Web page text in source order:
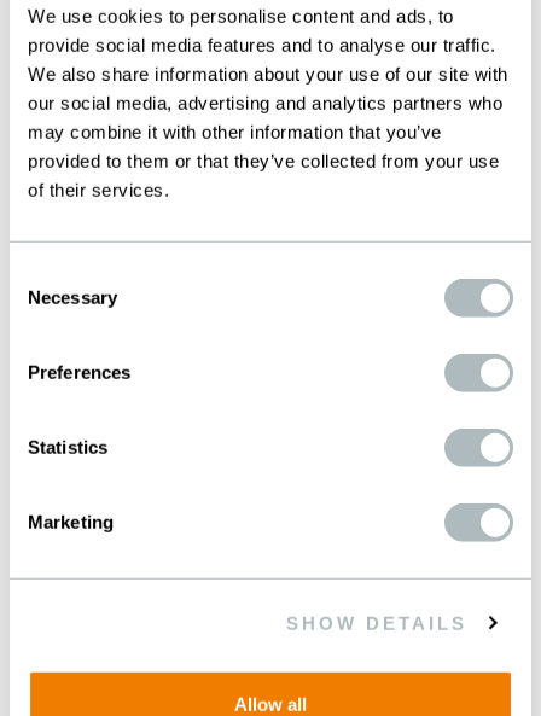
We use cookies to personalise content and ads, to
provide social media features and to analyse our traffic.
We also share information about your use of our site with
our social media, advertising and analytics partners who
may combine it with other information that you’ve
provided to them or that they’ve collected from your use
of their services.
Selection
Necessary
Preferences
Statistics
Marketing
SHOW DETAILS
Allow all
Download PDF 13.0 MB
FILTRATION BROCHURE EN
2024
Produits
généralement utilisés pour cette application.
spécifications correspondant le mieux à vos